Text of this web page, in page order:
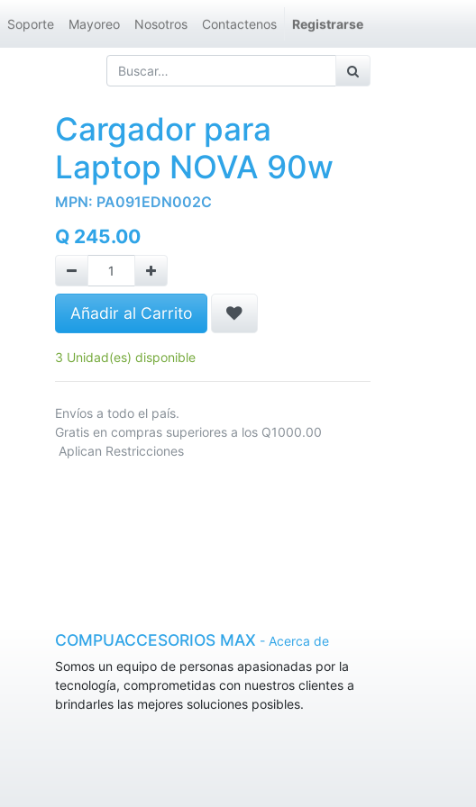
Soporte Mayoreo Nosotros Contactenos Registrarse
Cargador para
Laptop NOVA 90w
MPN: PA091EDN002C
Q 245.00
Añadir al Carrito
3 Unidad(es) disponible
Envíos a todo el país.
Gratis en compras superiores a los Q1000.00
Aplican Restricciones
COMPUACCESORIOS MAX - Acerca de
Somos un equipo de personas apasionadas por la
tecnología, comprometidas con nuestros clientes a
brindarles las mejores soluciones posibles.